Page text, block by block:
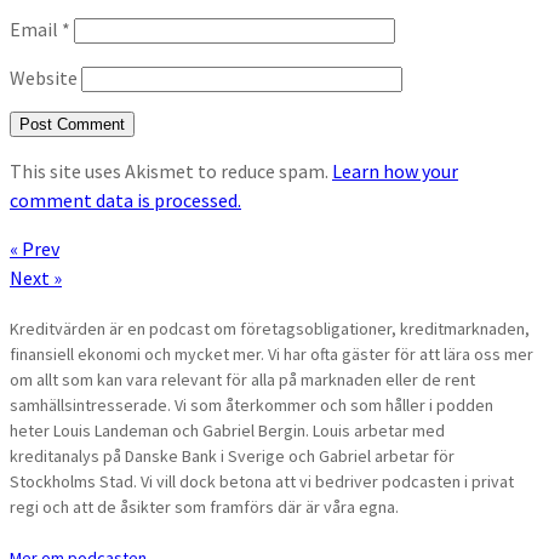
Email *
Website
This site uses Akismet to reduce spam. Learn how your
comment data is processed.
« Prev
Next »
Kreditvärden är en podcast om företagsobligationer, kreditmarknaden,
finansiell ekonomi och mycket mer. Vi har ofta gäster för att lära oss mer
om allt som kan vara relevant för alla på marknaden eller de rent
samhällsintresserade. Vi som återkommer och som håller i podden
heter Louis Landeman och Gabriel Bergin. Louis arbetar med
kreditanalys på Danske Bank i Sverige och Gabriel arbetar för
Stockholms Stad. Vi vill dock betona att vi bedriver podcasten i privat
regi och att de åsikter som framförs där är våra egna.